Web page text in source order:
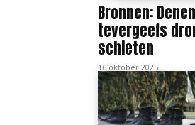
Bronnen:
tevergeefs
schieten
16 oktober 2025